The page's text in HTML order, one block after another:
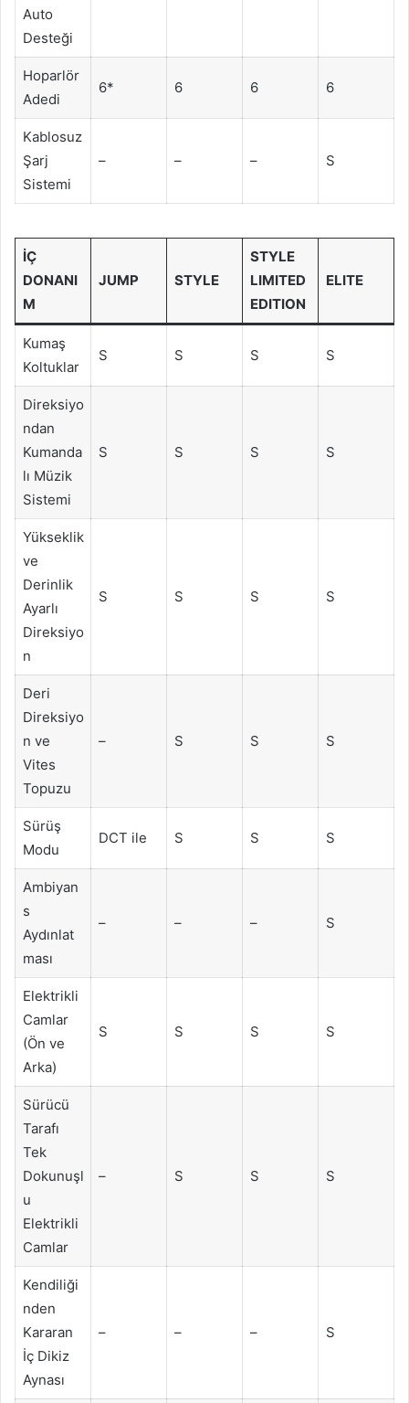
Auto
Desteği
Hoparlör
Adedi
6* 6 6 6
Kablosuz
Şarj
Sistemi
– – – S
İÇ
DONANI
M
JUMP STYLE
STYLE
LIMITED
EDITION
ELITE
Kumaş
Koltuklar
S S S S
Direksiyo
ndan
Kumanda
lı Müzik
Sistemi
S S S S
Yükseklik
ve
Derinlik
Ayarlı
Direksiyo
n
S S S S
Deri
Direksiyo
n ve
Vites
Topuzu
– S S S
Sürüş
Modu
DCT ile S S S
Ambiyan
s
Aydınlat
ması
– – – S
Elektrikli
Camlar
(Ön ve
Arka)
S S S S
Sürücü
Tarafı
Tek
Dokunuşl
u
Elektrikli
Camlar
– S S S
Kendiliği
nden
Kararan
İç Dikiz
Aynası
– – – S